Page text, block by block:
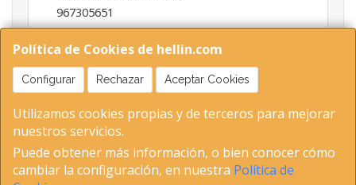
Política de Cookies de hellin.com
Configurar Rechazar Aceptar Cookies
Utilizamos cookies propias y de terceros para mejorar
nuestros servicios.
Puede obtener más información, o bien conocer cómo
cambiar la configuración, en nuestra Política de
967305651
INFO@HELLIN.COM
Horario
09:00-13:30; 16:30-20:30
02400 Hellin (Albacete ) Tel 653893802-967305651 C.I.F-